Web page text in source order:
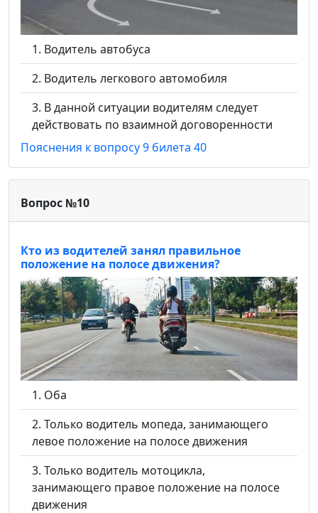
Водитель автобуса
Водитель легкового автомобиля
В данной ситуации водителям следует
действовать по взаимной договоренности
Пояснения к вопросу 9 билета 40
Вопрос №10
Кто из водителей занял правильное
положение на полосе движения?
Оба
Только водитель мопеда, занимающего
левое положение на полосе движения
Только водитель мотоцикла,
занимающего правое положение на полосе
движения